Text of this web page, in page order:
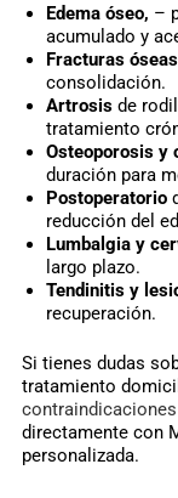
Edema óseo, –
acumulado y
Fracturas óseas
consolidación.
Artrosisde
tratamiento
Osteoporosis y
duración para
Postoperatorio
reducción del
Lumbalgia y
largo plazo.
Tendinitis y
recuperación.
Si tienes dudas
tratamiento
directamente con
personalizada.